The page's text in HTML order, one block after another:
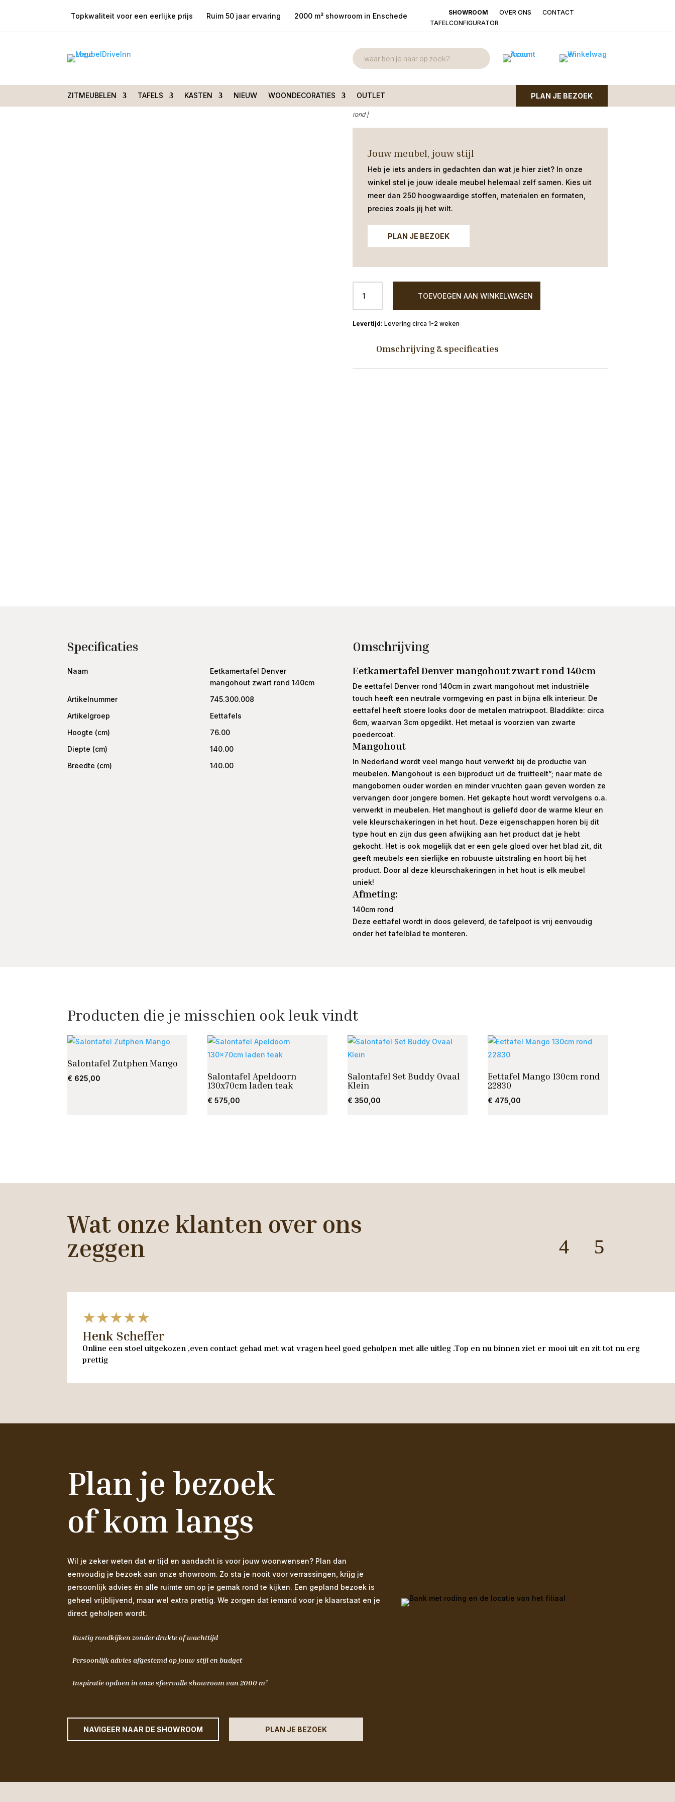
Topkwaliteit voor een eerlijke prijs Ruim 50 jaar ervaring 2000 m² showroom in Enschede SHOWROOM OVER ONS
CONTACT
TAFELCONFIGURATOR
ZITMEUBELEN TAFELS KASTEN NIEUW WOONDECORATIES OUTLET PLAN JE BEZOEK
zwart rond 140cm
zwart rond 140cm
€575,00
rond |
Jouw meubel, jouw stijl
Heb je iets anders in gedachten dan wat je hier ziet? In onze
winkel stel je jouw ideale meubel helemaal zelf samen. Kies uit
meer dan 250 hoogwaardige stoffen, materialen en formaten,
precies zoals jij het wilt.
PLAN JE BEZOEK
Denver
mangohout
zwart
TOEVOEGEN AAN WINKELWAGEN
Levering circa 1-2 weken
Omschrijving & specificaties
Specificaties
Naam
Eetkamertafel Denver
mangohout zwart rond 140cm
Artikelnummer
745.300.008
Artikelgroep
Eettafels
Hoogte (cm)
76.00
Diepte (cm)
140.00
Breedte (cm)
140.00
Omschrijving
Eetkamertafel Denver mangohout zwart rond 140cm
De eettafel Denver rond 140cm in zwart mangohout met industriële
touch heeft een neutrale vormgeving en past in bijna elk interieur. De
eettafel heeft stoere looks door de metalen matrixpoot. Bladdikte: circa
6cm, waarvan 3cm opgedikt. Het metaal is voorzien van zwarte
poedercoat.
Mangohout
In Nederland wordt veel mango hout verwerkt bij de productie van
meubelen. Mangohout is een bijproduct uit de fruitteelt”; naar mate de
mangobomen ouder worden en minder vruchten gaan geven worden ze
vervangen door jongere bomen. Het gekapte hout wordt vervolgens o.a.
verwerkt in meubelen. Het manghout is geliefd door de warme kleur en
vele kleurschakeringen in het hout. Deze eigenschappen horen bij dit
type hout en zijn dus geen afwijking aan het product dat je hebt
gekocht. Het is ook mogelijk dat er een gele gloed over het blad zit, dit
geeft meubels een sierlijke en robuuste uitstraling en hoort bij het
product. Door al deze kleurschakeringen in het hout is elk meubel
uniek!
Afmeting:
140cm rond
Deze eettafel wordt in doos geleverd, de tafelpoot is vrij eenvoudig
onder het tafelblad te monteren.
Producten die je misschien ook leuk vindt
Salontafel Zutphen Mango
€ 625,00
Salontafel Apeldoorn
130x70cm laden teak
€ 575,00
Salontafel Set Buddy Ovaal
Klein
€ 350,00
Eettafel Mango 130cm rond
22830
€ 475,00
Wat onze klanten over ons
zeggen
★★★★★
Henk Scheffer
Online een stoel uitgekozen ,even contact gehad met wat vragen heel goed geholpen met alle uitleg .Top en nu binnen ziet er mooi uit en zit tot nu erg
prettig
Plan je bezoek
of kom langs
Wil je zeker weten dat er tijd en aandacht is voor jouw woonwensen? Plan dan
eenvoudig je bezoek aan onze showroom. Zo sta je nooit voor verrassingen, krijg je
persoonlijk advies én alle ruimte om op je gemak rond te kijken. Een gepland bezoek is
geheel vrijblijvend, maar wel extra prettig. We zorgen dat iemand voor je klaarstaat en je
direct geholpen wordt.
Rustig rondkijken zonder drukte of wachttijd
Persoonlijk advies afgestemd op jouw stijl en budget
Inspiratie opdoen in onze sfeervolle showroom van 2000 m²
NAVIGEER NAAR DE SHOWROOM PLAN JE BEZOEK